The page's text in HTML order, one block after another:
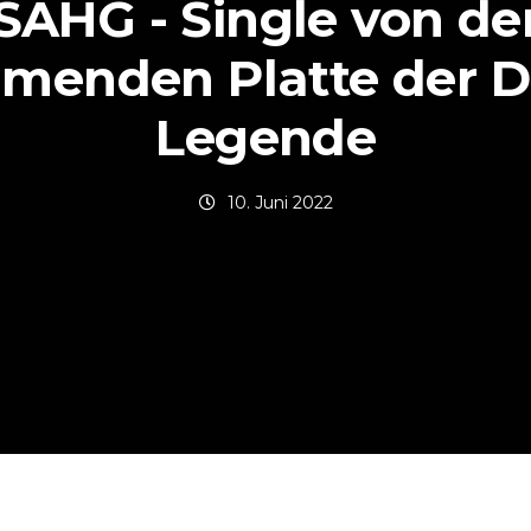
- Single von
Platte der
Legende
10. Juni 2022